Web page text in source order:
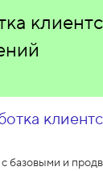
с базовыми и